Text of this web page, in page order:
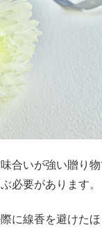
合いが強い贈り
必要があります。
に線香を避けた